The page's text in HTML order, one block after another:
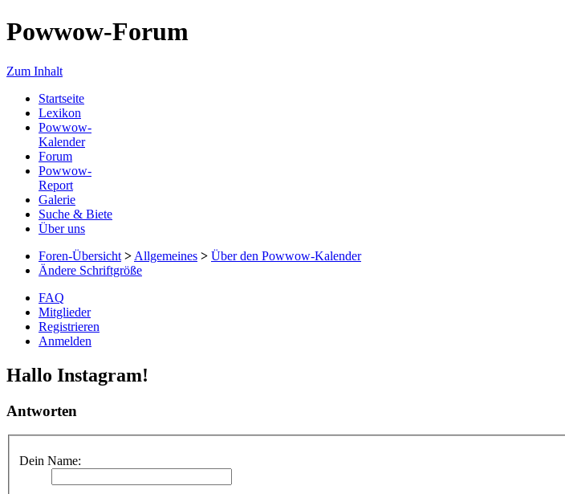
Powwow-Forum
Zum Inhalt
Startseite
Lexikon
Powwow-
Kalender
Forum
Powwow-
Report
Galerie
Suche & Biete
Über uns
Foren-Übersicht > Allgemeines > Über den Powwow-Kalender
Ändere Schriftgröße
FAQ
Mitglieder
Registrieren
Anmelden
Hallo Instagram!
Antworten
Dein Name: